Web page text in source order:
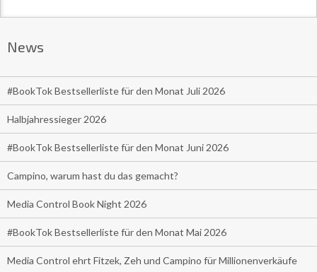
News
#BookTok Bestsellerliste für den Monat Juli 2026
Halbjahressieger 2026
#BookTok Bestsellerliste für den Monat Juni 2026
Campino, warum hast du das gemacht?
Media Control Book Night 2026
#BookTok Bestsellerliste für den Monat Mai 2026
Media Control ehrt Fitzek, Zeh und Campino für Millionenverkäufe